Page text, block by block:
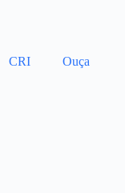
CRI Ouça